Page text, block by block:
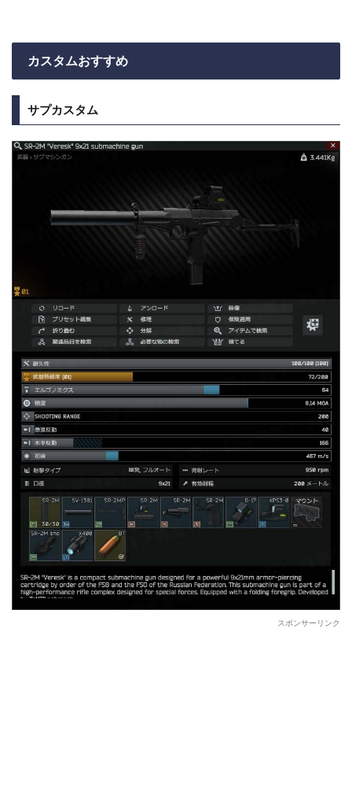
カスタムおすすめ
サプカスタム
スポンサーリンク